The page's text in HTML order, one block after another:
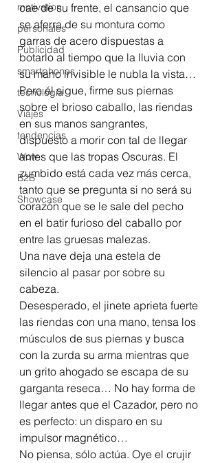
motivation
personales
Publicidad
smartphones
tecnología
Viajes
tendencias
Wow
B2B
Showcase
cae de su frente, el cansancio que
se aferra de su montura como
garras de acero dispuestas a
botarlo al tiempo que la lluvia con
su mano invisible le nubla la vista…
Pero él sigue, firme sus piernas
sobre el brioso caballo, las riendas
en sus manos sangrantes,
dispuesto a morir con tal de llegar
antes que las tropas Oscuras. El
zumbido está cada vez más cerca,
tanto que se pregunta si no será su
corazón que se le sale del pecho
en el batir furioso del caballo por
entre las gruesas malezas.
Una nave deja una estela de
silencio al pasar por sobre su
cabeza.
Desesperado, el jinete aprieta fuerte
las riendas con una mano, tensa los
músculos de sus piernas y busca
con la zurda su arma mientras que
un grito ahogado se escapa de su
garganta reseca… No hay forma de
llegar antes que el Cazador, pero no
es perfecto: un disparo en su
impulsor magnético…
No piensa, sólo actúa. Oye el crujir